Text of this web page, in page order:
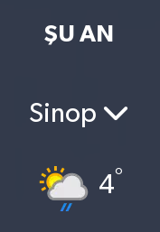
ŞU AN
Sinop
4°
Haberleri